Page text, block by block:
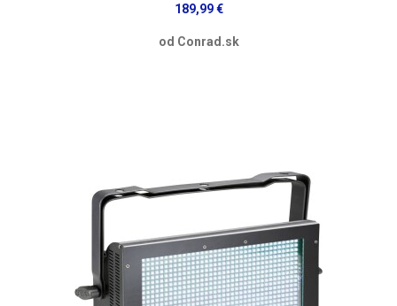
189,99 €
od Conrad.sk